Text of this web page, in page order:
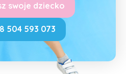
swoje dziecko
504 593 073